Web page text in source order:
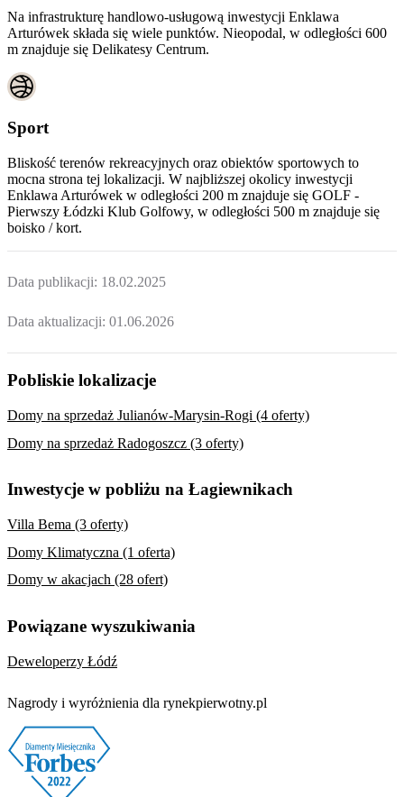
Na infrastrukturę handlowo-usługową inwestycji Enklawa
Arturówek składa się wiele punktów. Nieopodal, w odległości 600
m znajduje się Delikatesy Centrum.
Sport
Bliskość terenów rekreacyjnych oraz obiektów sportowych to
mocna strona tej lokalizacji. W najbliższej okolicy inwestycji
Enklawa Arturówek w odległości 200 m znajduje się GOLF -
Pierwszy Łódzki Klub Golfowy, w odległości 500 m znajduje się
boisko / kort.
Data publikacji: 18.02.2025
Data aktualizacji: 01.06.2026
Pobliskie lokalizacje
Domy na sprzedaż Julianów-Marysin-Rogi (4 oferty)
Domy na sprzedaż Radogoszcz (3 oferty)
Inwestycje w pobliżu na Łagiewnikach
Villa Bema (3 oferty)
Domy Klimatyczna (1 oferta)
Domy w akacjach (28 ofert)
Powiązane wyszukiwania
Deweloperzy Łódź
Nagrody i wyróżnienia dla rynekpierwotny.pl